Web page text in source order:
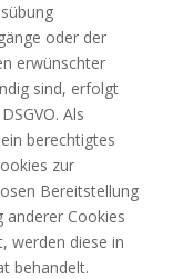
oder der
erwünschter
sind, erfolgt
Als
berechtigtes
zur
Bereitstellung
anderer Cookies
werden diese in
behandelt.